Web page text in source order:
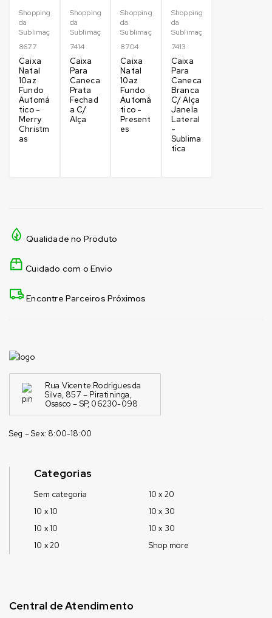
Shopping
da
Sublimação
8677
Caixa
Natal
10az
Fundo
Automá
tico -
Merry
Christm
as
Shopping
da
Sublimação
7414
Caixa
Para
Caneca
Prata
Fechad
a C/
Alça
Shopping
da
Sublimação
8704
Caixa
Natal
10az
Fundo
Automá
tico -
Present
es
Shopping
da
Sublimação
7413
Caixa
Para
Caneca
Branca
C/ Alça
Janela
Lateral
-
Sublima
tica
Qualidade no Produto
Cuidado com o Envio
Encontre Parceiros Próximos
Rua Vicente Rodrigues da
Silva, 857 – Piratininga,
Osasco – SP, 06230-098
Seg – Sex: 8:00-18:00
Categorias
Sem categoria
10 x 10
10 x 10
10 x 20
10 x 20
10 x 30
10 x 30
Shop more
Central de Atendimento